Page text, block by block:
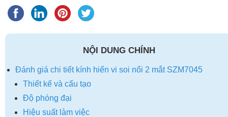
NỘI DUNG CHÍNH
Đánh giá chi tiết kính hiển vi soi nổi 2 mắt SZM7045
Thiết kế và cấu tạo
Độ phóng đại
Hiệu suất làm việc